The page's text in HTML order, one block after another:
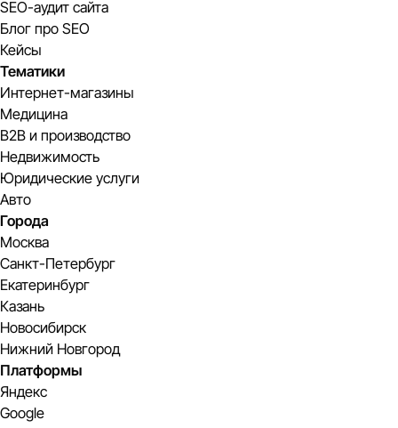
SEO-аудит сайта
Блог про SEO
Кейсы
Тематики
Интернет-магазины
Медицина
B2B и производство
Недвижимость
Юридические услуги
Авто
Города
Москва
Санкт-Петербург
Екатеринбург
Казань
Новосибирск
Нижний Новгород
Платформы
Яндекс
Google